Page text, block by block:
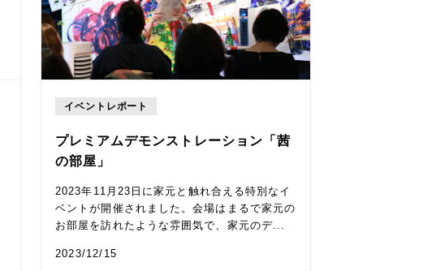
イベントレポート
プレミアムデモンストレーション「茜
の部屋」
2023年11月23日に家元と触れ合える特別なイ
ベントが開催されました。会場はまるで家元の
お部屋を訪れたような雰囲気で、家元のデ...
2023/12/15